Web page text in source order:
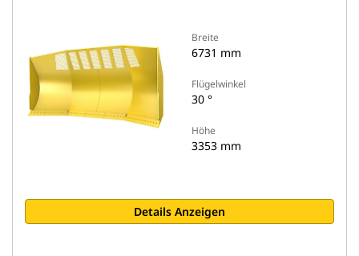
Breite
6731 mm
Flügelwinkel
30 °
Höhe
3353 mm
Details Anzeigen